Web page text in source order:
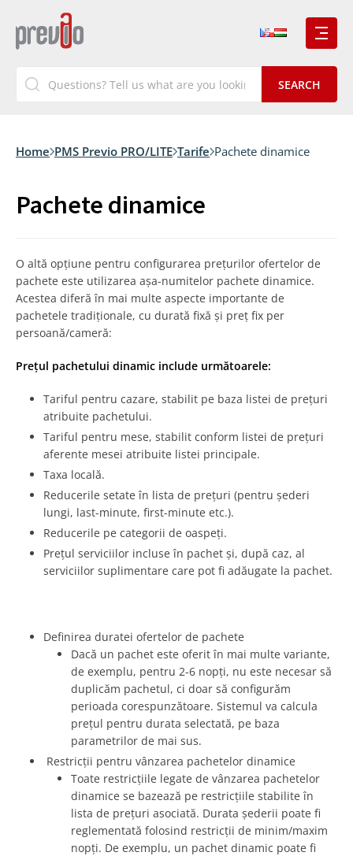
Home PMS Previo PRO/LITE Tarife Pachete dinamice
Pachete dinamice
O altă opțiune pentru configurarea prețurilor ofertelor de
pachete este utilizarea așa-numitelor pachete dinamice.
Acestea diferă în mai multe aspecte importante de
pachetele tradiționale, cu durată fixă și preț fix per
persoană/cameră:
Prețul pachetului dinamic include următoarele:
Tariful pentru cazare, stabilit pe baza listei de prețuri
atribuite pachetului.
Tariful pentru mese, stabilit conform listei de prețuri
aferente mesei atribuite listei principale.
Taxa locală.
Reducerile setate în lista de prețuri (pentru șederi
lungi, last-minute, first-minute etc.).
Reducerile pe categorii de oaspeți.
Prețul serviciilor incluse în pachet și, după caz, al
serviciilor suplimentare care pot fi adăugate la pachet.
Definirea duratei ofertelor de pachete
Dacă un pachet este oferit în mai multe variante,
de exemplu, pentru 2-6 nopți, nu este necesar să
duplicăm pachetul, ci doar să configurăm
perioada corespunzătoare. Sistemul va calcula
prețul pentru durata selectată, pe baza
parametrilor de mai sus.
Restricții pentru vânzarea pachetelor dinamice
Toate restricțiile legate de vânzarea pachetelor
dinamice se bazează pe restricțiile stabilite în
lista de prețuri asociată. Durata șederii poate fi
reglementată folosind restricții de minim/maxim
nopți. De exemplu, un pachet dinamic poate fi